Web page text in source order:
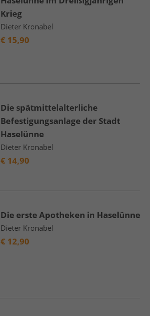
Krieg
Dieter Kronabel
€ 15,90
Die spätmittelalterliche
Befestigungsanlage der Stadt
Haselünne
Dieter Kronabel
€ 14,90
Die erste Apotheken in Haselünne
Dieter Kronabel
€ 12,90